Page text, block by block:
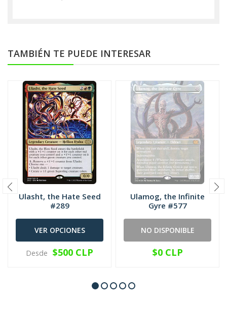
TAMBIÉN TE PUEDE INTERESAR
Ulasht, the Hate Seed
#289
VER OPCIONES
Desde $500 CLP
Ulamog, the Infinite
Gyre #577
NO DISPONIBLE
$0 CLP